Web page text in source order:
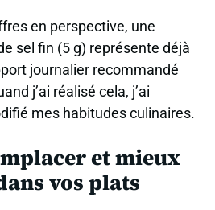
en perspective, une
sel fin (5 g) représente déjà
journalier recommandé
j’ai réalisé cela, j’ai
mes habitudes culinaires.
et mieux
vos plats